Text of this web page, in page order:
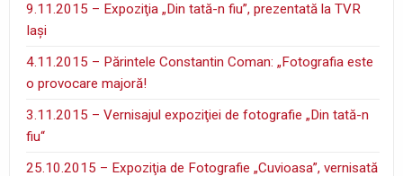
9.11.2015 – Expoziţia „Din tată-n fiu”, prezentată la TVR
Iaşi
4.11.2015 – Părintele Constantin Coman: „Fotografia este
o provocare majoră!
3.11.2015 – Vernisajul expoziţiei de fotografie „Din tată-n
fiu“
25.10.2015 – Expoziţia de Fotografie „Cuvioasa”, vernisată